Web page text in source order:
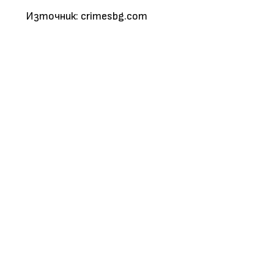
Източник: crimesbg.com